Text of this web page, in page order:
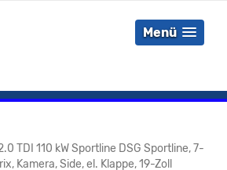
Menü
TDI 110 kW Sportline DSG Sportline, 7-
Kamera, Side, el. Klappe, 19-Zoll